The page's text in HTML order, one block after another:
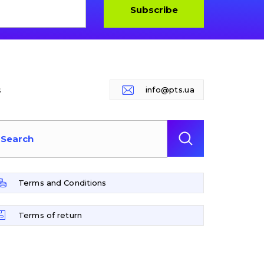
Subscribe
info@pts.ua
Terms and Conditions
Terms of return